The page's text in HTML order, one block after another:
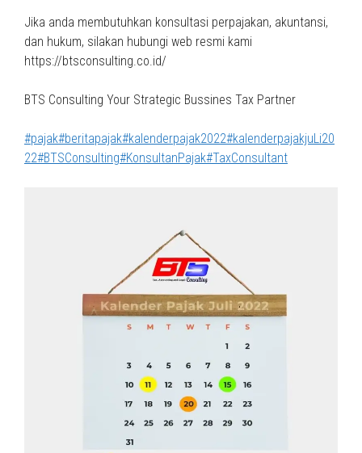
Jika anda membutuhkan konsultasi perpajakan, akuntansi,
dan hukum, silakan hubungi web resmi kami
https://btsconsulting.co.id/
BTS Consulting Your Strategic Bussines Tax Partner
#pajak#beritapajak#kalenderpajak2022#kalenderpajakjuLi20
22#BTSConsulting#KonsultanPajak#TaxConsultant